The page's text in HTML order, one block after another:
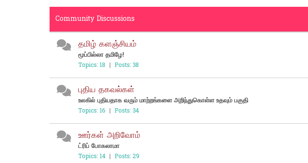
Community Discussions
தமிழ் களஞ்சியம்
மூப்பில்லா தமிழே!
Topics: 18 | Posts: 38
புதிய தகவல்கள்
உலகில் புதியதாக வரும் மாற்றங்களை அறிந்துகொள்ள உதவும் பகுதி
Topics: 16 | Posts: 34
ஊர்கள் அறிவோம்
ட்ரிப் போகலாமா
Topics: 14 | Posts: 29